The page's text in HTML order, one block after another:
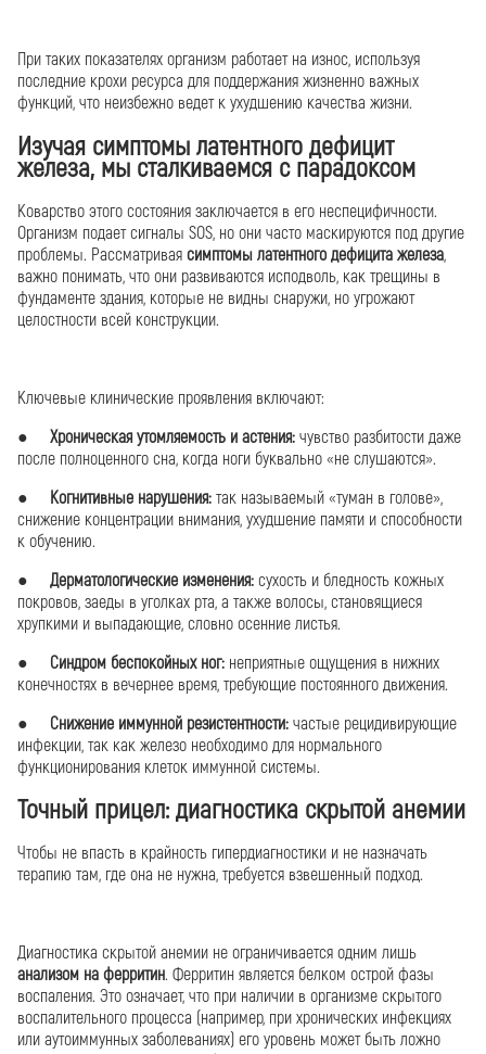
При таких показателях организм работает на износ, используя
последние крохи ресурса для поддержания жизненно важных
функций, что неизбежно ведет к ухудшению качества жизни.
Изучая симптомы латентного дефицит
железа, мы сталкиваемся с парадоксом
Коварство этого состояния заключается в его неспецифичности.
Организм подает сигналы SOS, но они часто маскируются под другие
проблемы. Рассматривая симптомы латентного дефицита железа
важно понимать, что они развиваются исподволь, как трещины в
фундаменте здания, которые не видны снаружи, но угрожают
целостности всей конструкции.
Ключевые клинические проявления включают:
● Хроническая утомляемость и астения: чувство разбитости даже
после полноценного сна, когда ноги буквально «не слушаются».
● Когнитивные нарушения: так называемый «туман в голове»,
снижение концентрации внимания, ухудшение памяти и способности
к обучению.
● Дерматологические изменения: сухость и бледность кожных
покровов, заеды в уголках рта, а также волосы, становящиеся
хрупкими и выпадающие, словно осенние листья.
● Синдром беспокойных ног: неприятные ощущения в нижних
конечностях в вечернее время, требующие постоянного движения.
● Снижение иммунной резистентности: частые рецидивирующие
инфекции, так как железо необходимо для нормального
функционирования клеток иммунной системы.
Точный прицел: диагностика скрытой анемии
Чтобы не впасть в крайность гипердиагностики и не назначать
терапию там, где она не нужна, требуется взвешенный подход.
Диагностика скрытой анемии не ограничивается одним лишь
анализом на ферритин. Ферритин является белком острой фазы
воспаления. Это означает, что при наличии в организме скрытого
воспалительного процесса (например, при хронических инфекциях
или аутоиммунных заболеваниях) его уровень может быть ложно